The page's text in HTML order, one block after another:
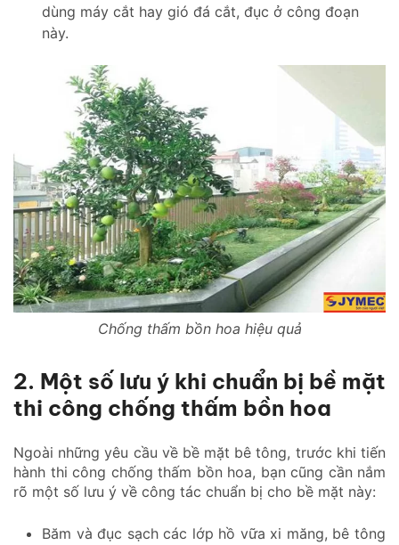
dùng máy cắt hay gió đá cắt, đục ở công đoạn
này.
Chống thấm bồn hoa hiệu quả
2. Một số lưu ý khi chuẩn bị bề mặt
thi công chống thấm bồn hoa
Ngoài những yêu cầu về bề mặt bê tông, trước khi tiến
hành thi công chống thấm bồn hoa, bạn cũng cần nắm
rõ một số lưu ý về công tác chuẩn bị cho bề mặt này:
Băm và đục sạch các lớp hồ vữa xi măng, bê tông